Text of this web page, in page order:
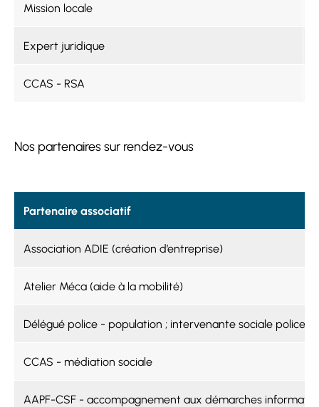
Mission locale
Expert juridique
CCAS - RSA
Nos partenaires sur rendez-vous
Partenaire associatif
Association ADIE (création d’entreprise)
Atelier Méca (aide à la mobilité)
Délégué police - population ; intervenante sociale police
CCAS - médiation sociale
AAPF-CSF - accompagnement aux démarches